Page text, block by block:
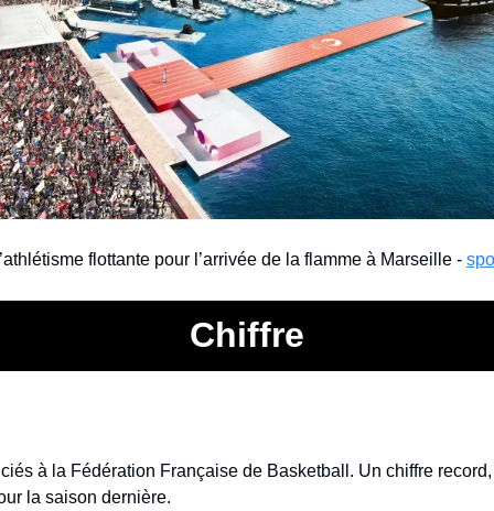
flottante pour l’arrivée de la flamme à Marseille -
Chiffre
à la Fédération Française de Basketball. Un chiffre
la saison dernière.